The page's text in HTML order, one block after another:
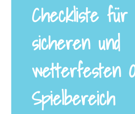
Checkliste
sicheren und
wetterfesten
Spielbereich